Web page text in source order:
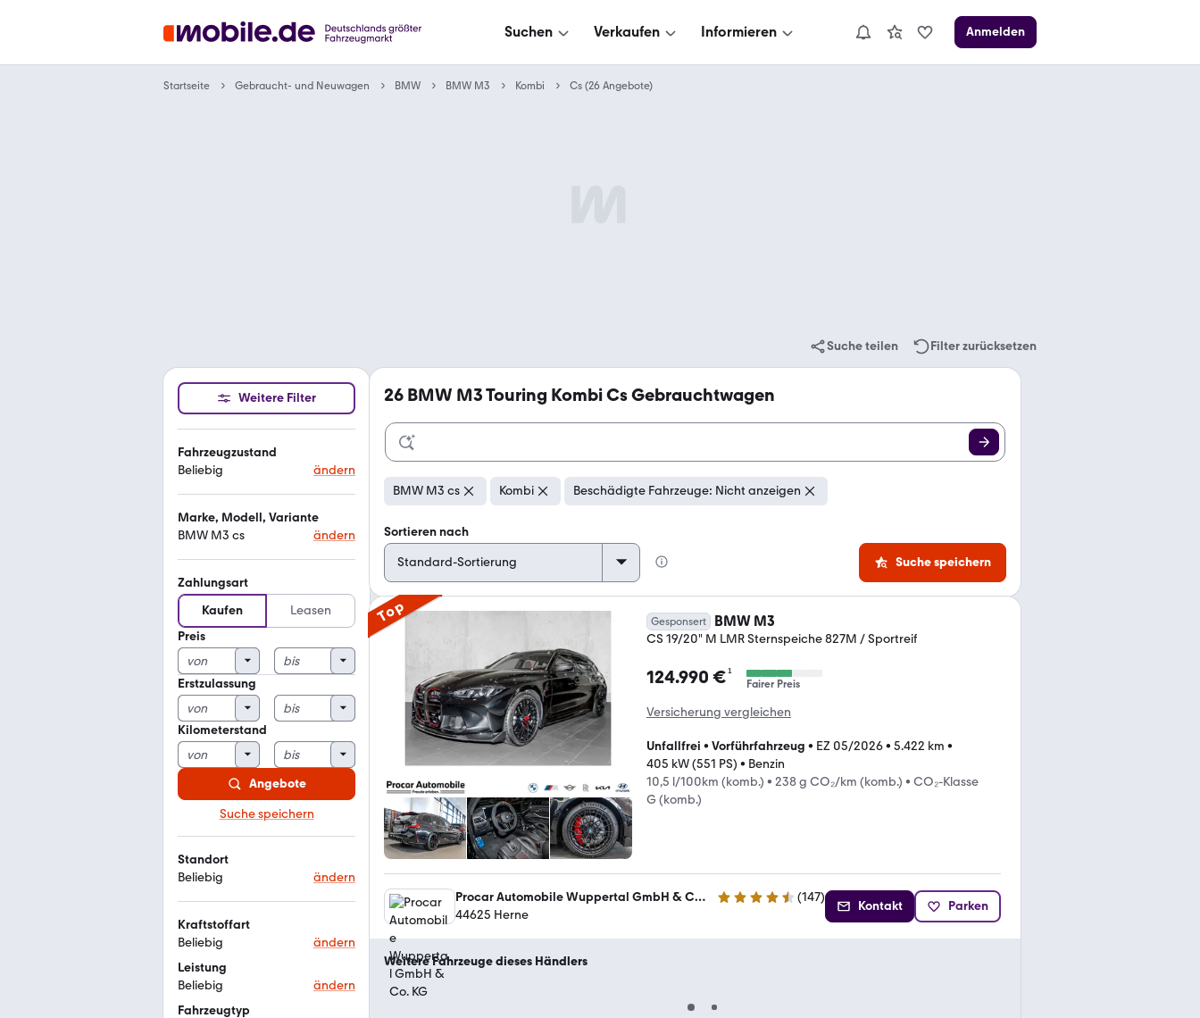
Suchen Verkaufen Informieren Anmelden
Startseite Gebraucht- und Neuwagen BMW BMW M3 Kombi Cs (26 Angebote)
Suche teilen Filter zurücksetzen
Weitere Filter
Fahrzeugzustand
Beliebig
ändern
Marke, Modell, Variante
BMW M3 cs
ändern
Zahlungsart
Kaufen
Leasen
Preis
Erstzulassung
Kilometerstand
Angebote
Suche speichern
Standort
Beliebig
ändern
Kraftstoffart
Beliebig
ändern
Leistung
Beliebig
ändern
Fahrzeugtyp
26 BMW M3 Touring Kombi Cs Gebrauchtwagen
BMW M3 cs Kombi Beschädigte Fahrzeuge: Nicht anzeigen
Sortieren nach
Suche speichern
Top Gesponsert BMW M3
CS 19/20" M LMR Sternspeiche 827M / Sportreif
124.990 €¹
Fairer Preis
Versicherung vergleichen
Unfallfrei • Vorführfahrzeug • EZ 05/2026• 5.422 km •
405 kW (551 PS) • Benzin
10,5 l/100km (komb.) • 238 g CO₂/km (komb.) • CO₂-Klasse
G (komb.)
Procar Automobile Wuppertal GmbH & Co. KG 4.3 Sterne (147)
44625 Herne
Kontakt Parken
Weitere Fahrzeuge dieses Händlers